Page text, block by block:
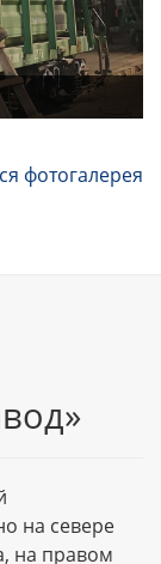
фотогалерея
на севере
на правом